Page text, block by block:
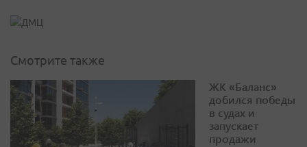
Смотрите также
ЖК «Баланс»
добился победы
в судах и
запускает
продажи